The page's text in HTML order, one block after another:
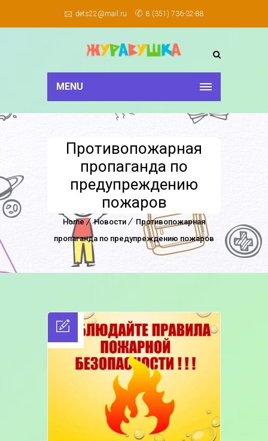
dets22@mail.ru 8 (351) 736-32-88
MENU
Противопожарная
пропаганда по
предупреждению
пожаров
Home Новости
Противопожарная
пропаганда по предупреждению пожаров